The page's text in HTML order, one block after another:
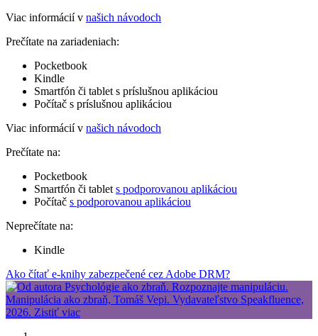
Viac informácií v našich návodoch
Prečítate na zariadeniach:
Pocketbook
Kindle
Smartfón či tablet s príslušnou aplikáciou
Počítač s príslušnou aplikáciou
Viac informácií v našich návodoch
Prečítate na:
Pocketbook
Smartfón či tablet s podporovanou aplikáciou
Počítač s podporovanou aplikáciou
Neprečítate na:
Kindle
Ako čítať e-knihy zabezpečené cez Adobe DRM?